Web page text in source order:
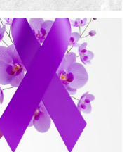
A
A